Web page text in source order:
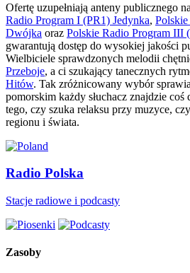
Ofertę uzupełniają anteny publicznego
Radio Program I (PR1) Jedynka,
Dwójka oraz Polskie Radio Program III
gwarantują dostęp do wysokiej jakości
Wielbiciele sprawdzonych melodii
Przeboje, a ci szukający tanecznych
Hitów. Tak zróżnicowany wybór
pomorskim każdy słuchacz znajdzie coś
tego, czy szuka relaksu przy muzyce,
regionu i świata.
Radio Polska
Stacje radiowe i podcasty
Zasoby